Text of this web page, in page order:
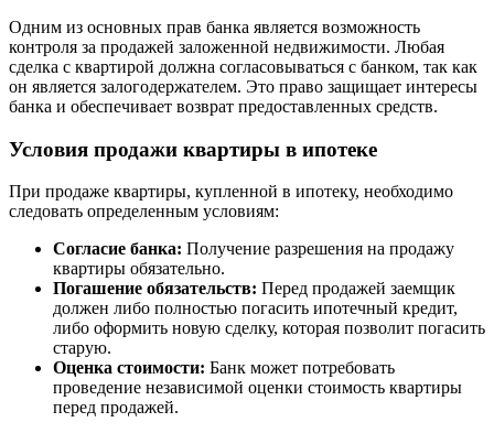
Одним из основных прав банка является возможность
контроля за продажей заложенной недвижимости. Любая
сделка с квартирой должна согласовываться с банком, так как
он является залогодержателем. Это право защищает интересы
банка и обеспечивает возврат предоставленных средств.
Условия продажи квартиры в ипотеке
При продаже квартиры, купленной в ипотеку, необходимо
следовать определенным условиям:
Согласие банка: Получение разрешения на продажу
квартиры обязательно.
Погашение обязательств: Перед продажей заемщик
должен либо полностью погасить ипотечный кредит,
либо оформить новую сделку, которая позволит погасить
старую.
Оценка стоимости: Банк может потребовать
проведение независимой оценки стоимость квартиры
перед продажей.